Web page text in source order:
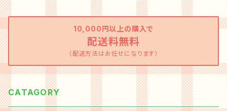
10,000円以上の購入で
配送料無料
（配送方法はお任せになります）
CATAGORY